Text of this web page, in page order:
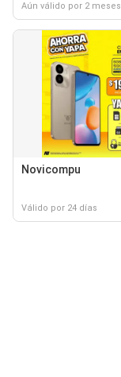
Aún válido por 2 meses
Novicompu
Válido por 24 días